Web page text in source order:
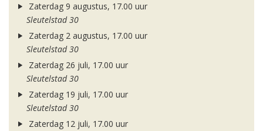
Zaterdag 9 augustus, 17.00 uur
Sleutelstad 30
Zaterdag 2 augustus, 17.00 uur
Sleutelstad 30
Zaterdag 26 juli, 17.00 uur
Sleutelstad 30
Zaterdag 19 juli, 17.00 uur
Sleutelstad 30
Zaterdag 12 juli, 17.00 uur